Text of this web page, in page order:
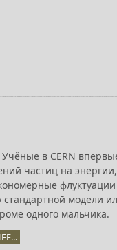
Учёные в CERN
частиц на
модели
одного мальчика.